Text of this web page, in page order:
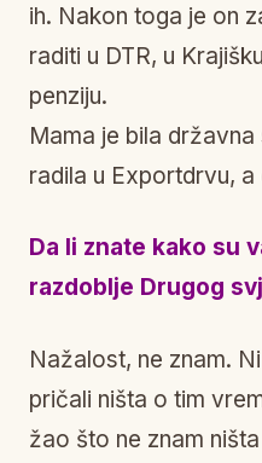
ih. Nakon toga je on
raditi u DTR, u
penziju.
Mama je bila
radila u Exportdrvu,
Da li znate kako su
razdoblje Drugog
Nažalost, ne znam.
pričali ništa o tim
žao što ne znam